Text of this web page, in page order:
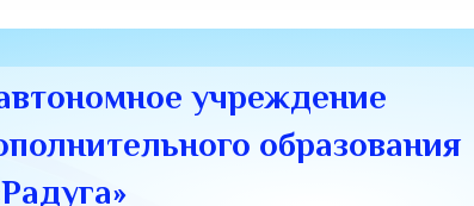
учреждение
образования